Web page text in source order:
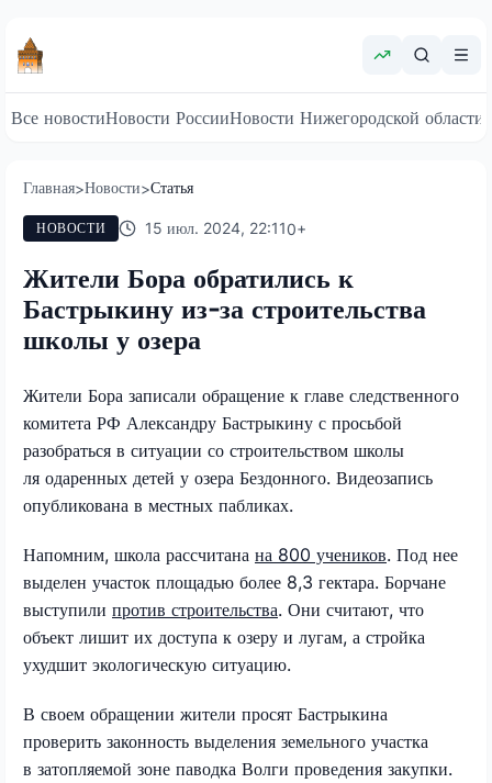
Все новостиНовости РоссииНовости Нижегородской области
Главная>Новости>Статья
НОВОСТИ 15 июл. 2024, 22:110+
Жители Бора обратились к
Бастрыкину из-за строительства
школы у озера
Жители Бора записали обращение к главе следственного
комитета РФ Александру Бастрыкину с просьбой
разобраться в ситуации со строительством школы
ля одаренных детей у озера Бездонного. Видеозапись
опубликована в местных пабликах.
Напомним, школа рассчитана на 800 учеников. Под нее
выделен участок площадью более 8,3 гектара. Борчане
выступили против строительства. Они считают, что
объект лишит их доступа к озеру и лугам, а стройка
ухудшит экологическую ситуацию.
В своем обращении жители просят Бастрыкина
проверить законность выделения земельного участка
в затопляемой зоне паводка Волги проведения закупки.